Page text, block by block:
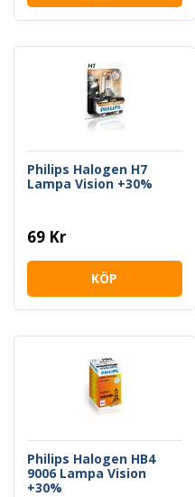
Philips Halogen H7
Lampa Vision +30%
69 Kr
KÖP
Philips Halogen HB4
9006 Lampa Vision
+30%